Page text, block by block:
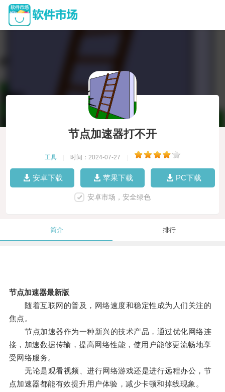
节点加速器打不开
工具 时间：2024-07-27
安卓下载 苹果下载 PC下载
安卓市场，安全绿色
简介 排行
节点加速器最新版
随着互联网的普及，网络速度和稳定性成为人们关注的
焦点。
节点加速器作为一种新兴的技术产品，通过优化网络连
接，加速数据传输，提高网络性能，使用户能够更流畅地享
受网络服务。
无论是观看视频、进行网络游戏还是进行远程办公，节
点加速器都能有效提升用户体验，减少卡顿和掉线现象。